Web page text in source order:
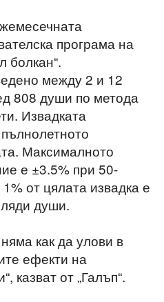
програма на
болкан“.
между 2 и 12
808 души по метода
Извадката
Максималното
е ±3.5% при 50-
от цялата извадка е
души.
как да улови в
ефекти на
казват от „Галъп“.